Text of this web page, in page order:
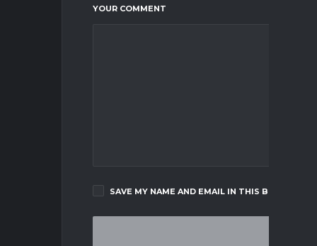
YOUR COMMENT
SAVE MY NAME AND EMAIL IN THIS BROWSER